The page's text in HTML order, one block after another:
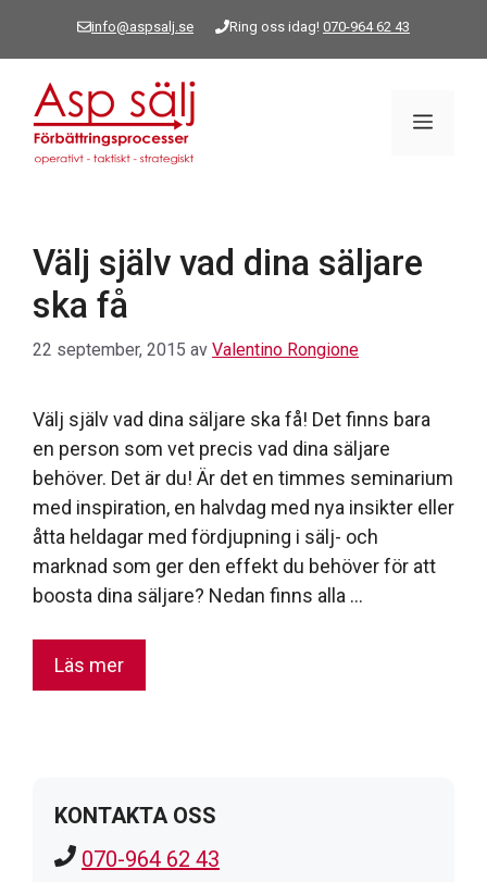
info@aspsalj.se Ring oss idag! 070-964 62 43
Meny
Välj själv vad dina säljare
ska få
22 september, 2015 av Valentino Rongione
Välj själv vad dina säljare ska få! Det finns bara
en person som vet precis vad dina säljare
behöver. Det är du! Är det en timmes seminarium
med inspiration, en halvdag med nya insikter eller
åtta heldagar med fördjupning i sälj- och
marknad som ger den effekt du behöver för att
boosta dina säljare? Nedan finns alla …
Läs mer
KONTAKTA OSS
070-964 62 43